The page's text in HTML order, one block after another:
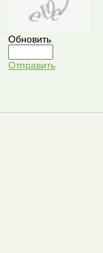
Обновить
Отправить